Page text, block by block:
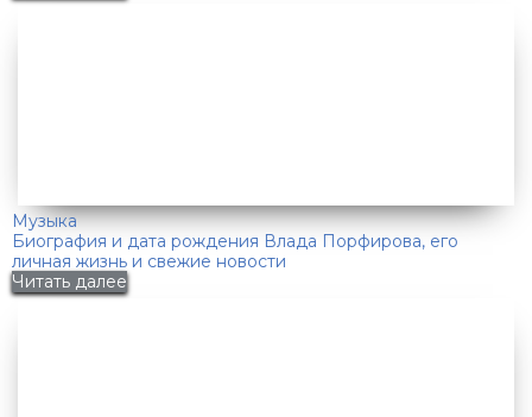
Музыка
Биография и дата рождения Влада Порфирова, его
личная жизнь и свежие новости
Читать далее